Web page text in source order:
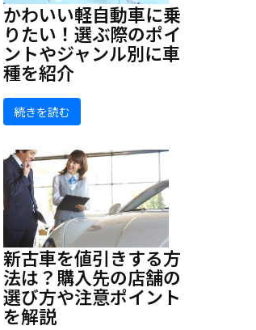
かわいい軽自動車に乗
りたい！選ぶ際のポイ
ントやジャンル別に車
種を紹介
続きを読む
新古車を値引きする方
法は？購入先の店舗の
選び方や注意ポイント
を解説